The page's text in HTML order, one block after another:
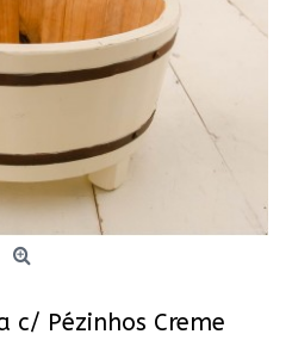
c/ Pézinhos Creme